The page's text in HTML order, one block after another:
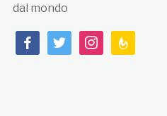
dal mondo
facebooktwitterinstagramfeedburner